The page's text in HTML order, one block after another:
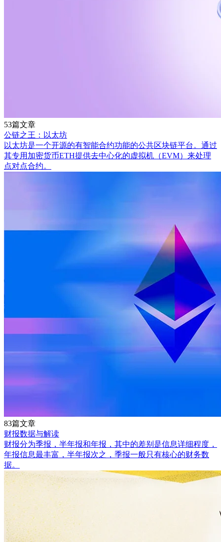
53篇文章
公链之王：以太坊
以太坊是一个开源的有智能合约功能的公共区块链平台。通过
其专用加密货币ETH提供去中心化的虚拟机（EVM）来处理
点对点合约。
83篇文章
财报数据与解读
财报分为季报，半年报和年报，其中的差别是信息详细程度，
年报信息最丰富，半年报次之，季报一般只有核心的财务数
据。